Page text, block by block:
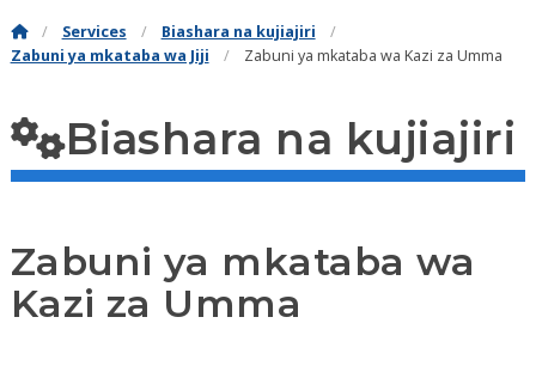
Services
Biashara na kujiajiri
Zabuni ya mkataba wa Jiji
Zabuni ya mkataba wa Kazi za Umma
Biashara na kujiajiri
Zabuni ya mkataba wa
Kazi za Umma